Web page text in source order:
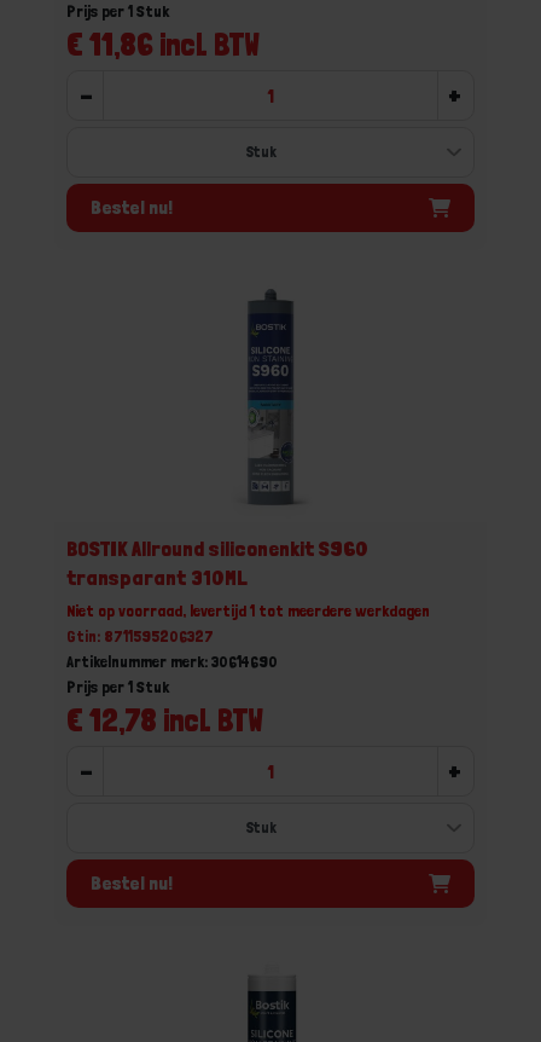
€ 11,86 incl. BTW
Prijs per 1 Stuk
- +
Bestel nu!
BOSTIK Allround siliconenkit S960
transparant 310ML
Niet op voorraad, levertijd 1 tot meerdere werkdagen
Gtin: 8711595206327
Artikelnummer merk: 30614690
€ 12,78 incl. BTW
Prijs per 1 Stuk
- +
Bestel nu!